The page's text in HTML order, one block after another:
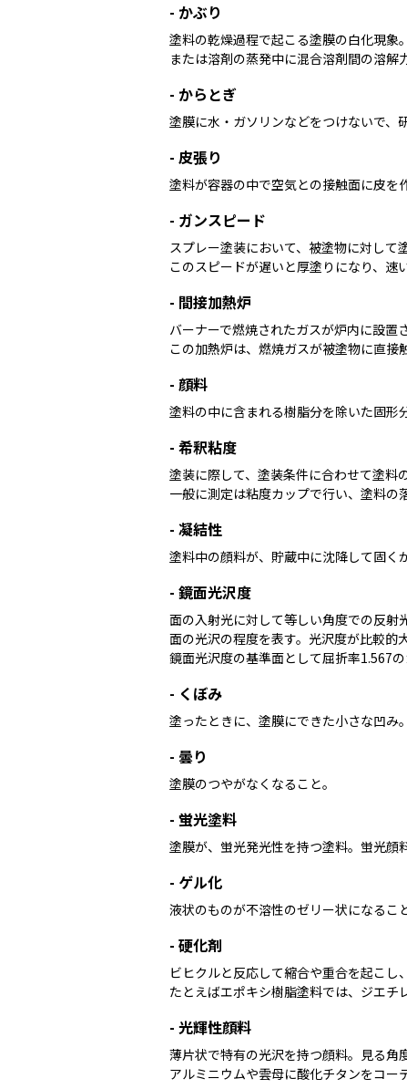
- かぶり
塗料の乾燥過程で起こる塗膜の白化現象
または溶剤の蒸発中に混合溶剤間の溶解
- からとぎ
塗膜に水・ガソリンなどをつけないで、
- 皮張り
塗料が容器の中で空気との接触面に皮を
- ガンスピード
スプレー塗装において、被塗物に対して
このスピードが遅いと厚塗りになり、速
- 間接加熱炉
バーナーで燃焼されたガスが炉内に設置
この加熱炉は、燃焼ガスが被塗物に直接
- 顔料
塗料の中に含まれる樹脂分を除いた固形
- 希釈粘度
塗装に際して、塗装条件に合わせて塗料
一般に測定は粘度カップで行い、塗料の
- 凝結性
塗料中の顔料が、貯蔵中に沈降して固く
- 鏡面光沢度
面の入射光に対して等しい角度での反射
面の光沢の程度を表す。光沢度が比較的
鏡面光沢度の基準面として屈折率1.567の
- くぼみ
塗ったときに、塗膜にできた小さな凹み。
- 曇り
塗膜のつやがなくなること。
- 蛍光塗料
塗膜が、蛍光発光性を持つ塗料。蛍光顔
- ゲル化
液状のものが不溶性のゼリー状になるこ
- 硬化剤
ビヒクルと反応して縮合や重合を起こし
たとえばエポキシ樹脂塗料では、ジエチ
- 光輝性顔料
薄片状で特有の光沢を持つ顔料。見る角
アルミニウムや雲母に酸化チタンをコー